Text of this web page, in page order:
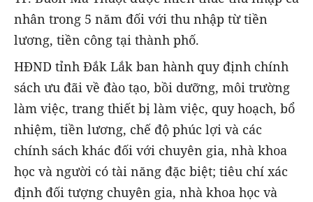
nhân trong 5 năm đối với thu nhập từ tiền
lương, tiền công tại thành phố.
HĐND tỉnh Đắk Lắk ban hành quy định chính
sách ưu đãi về đào tạo, bồi dưỡng, môi trường
làm việc, trang thiết bị làm việc, quy hoạch, bổ
nhiệm, tiền lương, chế độ phúc lợi và các
chính sách khác đối với chuyên gia, nhà khoa
học và người có tài năng đặc biệt; tiêu chí xác
định đối tượng chuyên gia, nhà khoa học và